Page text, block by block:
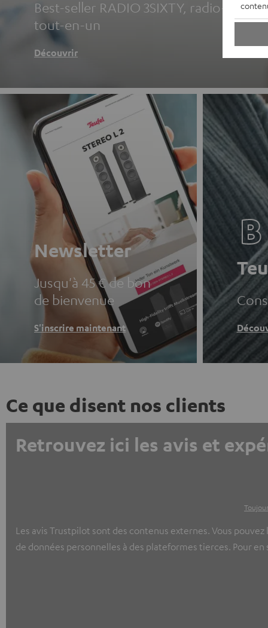
Best-seller RADIO 3SIXTY, radio-
tout-en-un
Découvrir
Newsletter
Jusqu'à 45 € de bon
de bienvenue
S'inscrire maintenant
Ce que disent nos clients
Retrouvez ici les avis et
Les avis Trustpilot sont des contenus externes. Vous
de données personnelles à des plateformes tierces. Pour